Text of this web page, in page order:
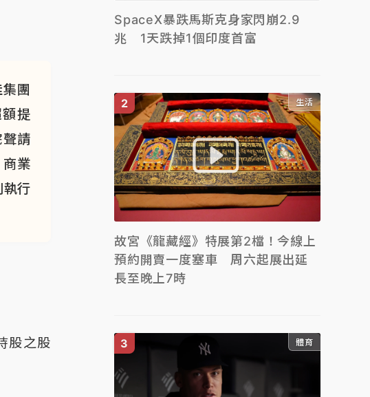
團
提
請
業
行
股之股
SpaceX暴跌馬斯克身家閃崩2.9
兆 1天跌掉1個印度首富
生活
故宮《龍藏經》特展第2檔！今線上
預約開賣一度塞車 周六起展出延
長至晚上7時
體育